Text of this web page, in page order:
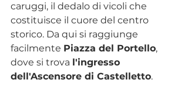
caruggi, il dedalo di vicoli che
costituisce il cuore del centro
storico. Da qui si raggiunge
facilmente Piazza del Portello,
dove si trova l'ingresso
dell'Ascensore di Castelletto.